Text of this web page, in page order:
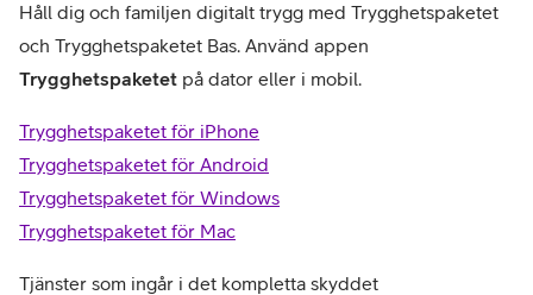
Håll dig och familjen digitalt trygg med Trygghetspaketet
och Trygghetspaketet Bas. Använd appen
Trygghetspaketet på dator eller i mobil.
Trygghetspaketet för iPhone
Trygghetspaketet för Android
Trygghetspaketet för Windows
Trygghetspaketet för Mac
Tjänster som ingår i det kompletta skyddet